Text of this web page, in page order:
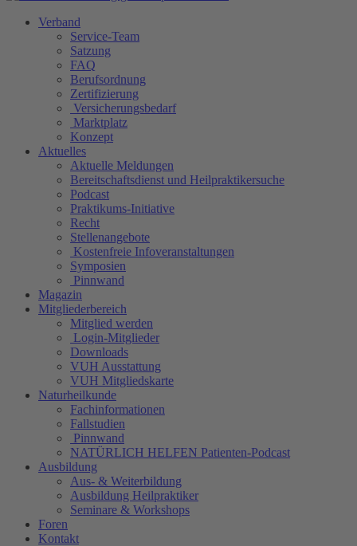
Verband
Service-Team
Satzung
FAQ
Berufsordnung
Zertifizierung
Versicherungsbedarf
Marktplatz
Konzept
Aktuelles
Aktuelle Meldungen
Bereitschaftsdienst und Heilpraktikersuche
Podcast
Praktikums-Initiative
Recht
Stellenangebote
Kostenfreie Infoveranstaltungen
Symposien
Pinnwand
Magazin
Mitgliederbereich
Mitglied werden
Login-Mitglieder
Downloads
VUH Ausstattung
VUH Mitgliedskarte
Naturheilkunde
Fachinformationen
Fallstudien
Pinnwand
NATÜRLICH HELFEN Patienten-Podcast
Ausbildung
Aus- & Weiterbildung
Ausbildung Heilpraktiker
Seminare & Workshops
Foren
Kontakt